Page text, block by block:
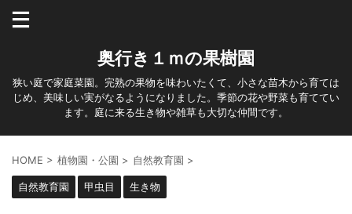
奥行き１ｍの果樹園
狭い庭で家庭菜園。完熟の果物を味わいたくて、小さな苗木から育ては
じめ、美味しい実がなるようになりました。季節の花や野菜も育ててい
ます。庭に来る生き物や雑草も大切な仲間です。
HOME > 植物園・公園 > 自然教育園 >
自然教育園 甲虫目 生き物